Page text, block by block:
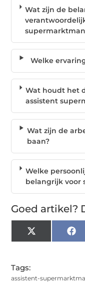
Wat zijn de
Welke
Wat houdt het
assistent
Wat zijn de
baan?
Welke
belangrijk voor
Goed artikel?
X
(Twitter)
Tags:
assistent-